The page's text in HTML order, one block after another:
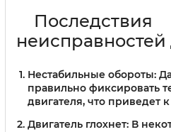
Последствия
неисправностей
Нестабильные обороты:
правильно фиксировать
двигателя, что приведет
Двигатель глохнет: В